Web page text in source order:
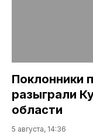
Поклонники
разыграли
области
5 августа, 14:36